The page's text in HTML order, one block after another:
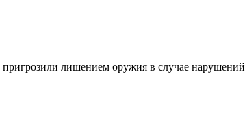
лишением оружия в случае нарушений